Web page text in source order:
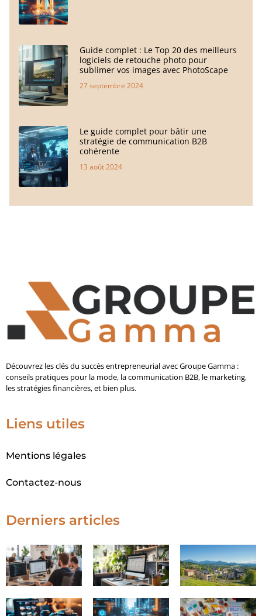
Guide complet : Le Top 20 des meilleurs
logiciels de retouche photo pour
sublimer vos images avec PhotoScape
27 septembre 2024
Le guide complet pour bâtir une
stratégie de communication B2B
cohérente
13 août 2024
Découvrez les clés du succès entrepreneurial avec Groupe Gamma :
conseils pratiques pour la mode, la communication B2B, le marketing,
les stratégies financières, et bien plus.
Liens utiles
Mentions légales
Contactez-nous
Derniers articles